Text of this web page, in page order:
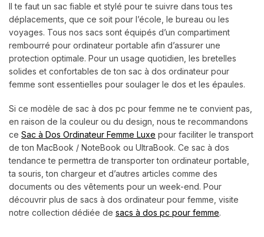
Il te faut un sac fiable et stylé pour te suivre dans tous tes
déplacements, que ce soit pour l’école, le bureau ou les
voyages. Tous nos sacs sont équipés d’un compartiment
rembourré pour ordinateur portable afin d’assurer une
protection optimale. Pour un usage quotidien, les bretelles
solides et confortables de ton sac à dos ordinateur pour
femme sont essentielles pour soulager le dos et les épaules.
Si ce modèle de sac à dos pc pour femme ne te convient pas,
en raison de la couleur ou du design, nous te recommandons
ce Sac à Dos Ordinateur Femme Luxe pour faciliter le transport
de ton MacBook / NoteBook ou UltraBook. Ce sac à dos
tendance te permettra de transporter ton ordinateur portable,
ta souris, ton chargeur et d’autres articles comme des
documents ou des vêtements pour un week-end. Pour
découvrir plus de sacs à dos ordinateur pour femme, visite
notre collection dédiée de sacs à dos pc pour femme.